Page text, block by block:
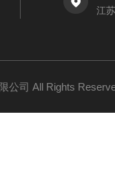
江
公司 All Rights